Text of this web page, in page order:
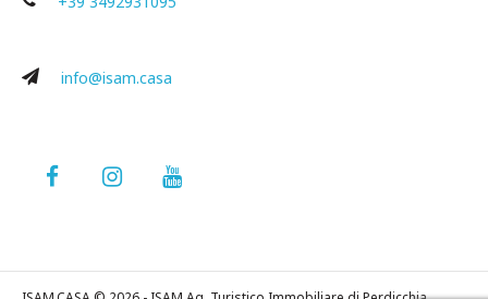
info@isam.casa